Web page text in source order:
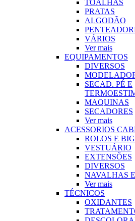
TOALHAS
PRATAS
ALGODÃO
VÁRIOS
Ver mais
EQUIPAMENTOS
DIVERSOS
SECAD. PÉ E
MAQUINAS
SECADORES
Ver mais
ACESSORIOS
ROLOS E
VESTUÁRIO
EXTENSÕES
DIVERSOS
NAVALHAS
Ver mais
TÉCNICOS
OXIDANTES